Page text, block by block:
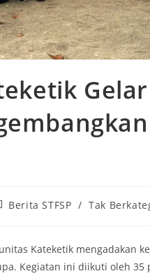
Berita STFSP / Tak
Kateketik mengadakan
Kegiatan ini diikuti oleh